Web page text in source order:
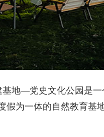
地—党史文化公园是
假为一体的自然教育基